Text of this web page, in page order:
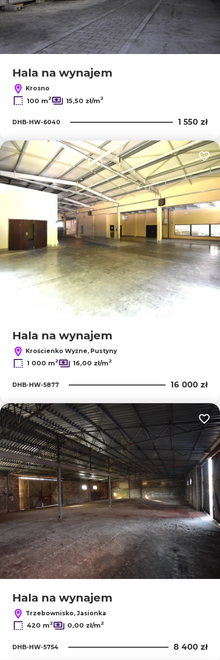
Hala na wynajem
Krosno
100 m2 15,50 zł/m2
DHB-HW-6040 1 550 zł
Hala na wynajem
Krościenko Wyżne, Pustyny
1 000 m2 16,00 zł/m2
DHB-HW-5877 16 000 zł
Hala na wynajem
Trzebownisko, Jasionka
420 m2 0,00 zł/m2
DHB-HW-5754 8 400 zł